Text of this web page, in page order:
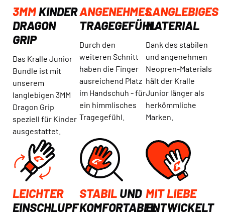
3MM KINDER
DRAGON
GRIP
Das Kralle Junior
Bundle ist mit
unserem
langlebigen 3MM
Dragon Grip
speziell für Kinder
ausgestattet.
ANGENEHMES
TRAGEGEFÜHL
Durch den
weiteren Schnitt
haben die Finger
ausreichend Platz
im Handschuh - für
ein himmlisches
Tragegefühl.
LANGLEBIGES
MATERIAL
Dank des stabilen
und angenehmen
Neopren-Materials
hält der Kralle
Junior länger als
herkömmliche
Marken.
LEICHTER
EINSCHLUPF
STABILUND
KOMFORTABEL
MIT LIEBE
ENTWICKELT